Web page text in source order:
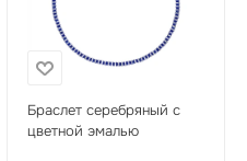
Браслет серебряный с
цветной эмалью